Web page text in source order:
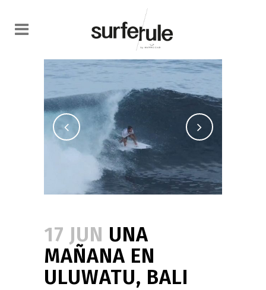
17 JUN UNA
MAÑANA EN
ULUWATU, BALI